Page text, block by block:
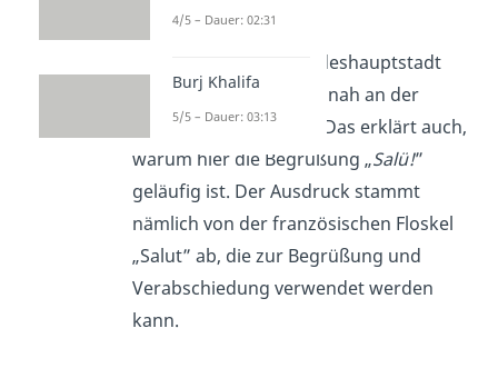
Fläche: 167 km
Landeshauptstadt
Saarbrückenliegt sehr nah an der
Grenze zuFrankreich
. Das erklärt auch,
warum hier die Begrüßung „Salü!”
geläufig ist. Der Ausdruck stammt
nämlich von der französischen Floskel
„Salut” ab, die zur Begrüßung und
Verabschiedung verwendet werden
kann.
4/5 – Dauer: 02:31
Burj Khalifa
5/5 – Dauer: 03:13